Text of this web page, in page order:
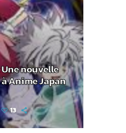
nouvelle
Anime Japan
13